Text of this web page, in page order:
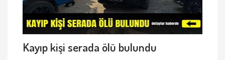
Kayıp kişi serada ölü bulundu